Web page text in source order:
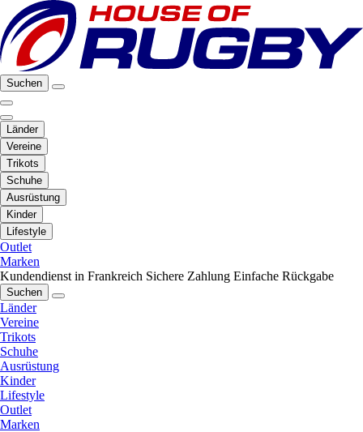
Suchen
Länder
Vereine
Trikots
Schuhe
Ausrüstung
Kinder
Lifestyle
Outlet
Marken
Kundendienst in Frankreich Sichere Zahlung Einfache Rückgabe
Suchen
Länder
Vereine
Trikots
Schuhe
Ausrüstung
Kinder
Lifestyle
Outlet
Marken